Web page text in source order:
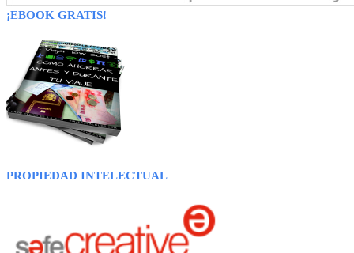
¡EBOOK GRATIS!
PROPIEDAD INTELECTUAL